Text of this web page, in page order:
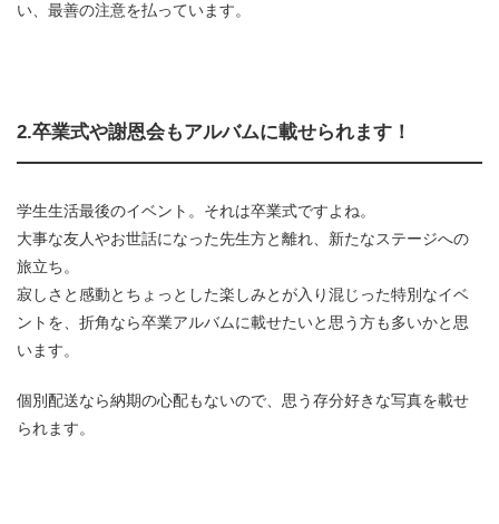
い、最善の注意を払っています。
2.卒業式や謝恩会もアルバムに載せられます！
学生生活最後のイベント。それは卒業式ですよね。
大事な友人やお世話になった先生方と離れ、新たなステージへの
旅立ち。
寂しさと感動とちょっとした楽しみとが入り混じった特別なイベ
ントを、折角なら卒業アルバムに載せたいと思う方も多いかと思
います。
個別配送なら納期の心配もないので、思う存分好きな写真を載せ
られます。